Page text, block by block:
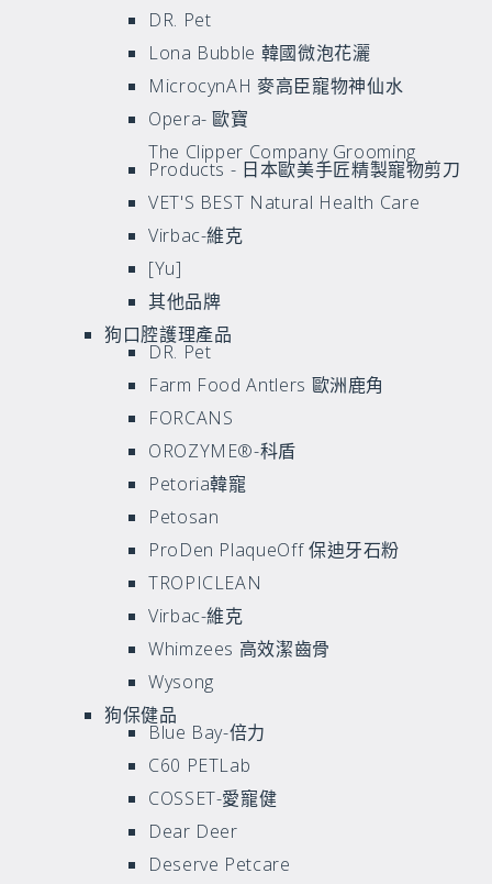
DR. Pet
Lona Bubble 韓國微泡花灑
MicrocynAH 麥高臣寵物神仙水
Opera- 歐寶
The Clipper Company Grooming
Products - 日本歐美手匠精製寵物剪刀
VET'S BEST Natural Health Care
Virbac-維克
[Yu]
其他品牌
狗口腔護理產品
DR. Pet
Farm Food Antlers 歐洲鹿角
FORCANS
OROZYME®-科盾
Petoria韓寵
Petosan
ProDen PlaqueOff 保迪牙石粉
TROPICLEAN
Virbac-維克
Whimzees 高效潔齒骨
Wysong
狗保健品
Blue Bay-倍力
C60 PETLab
COSSET-愛寵健
Dear Deer
Deserve Petcare